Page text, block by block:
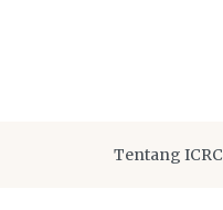
Tentang ICRC